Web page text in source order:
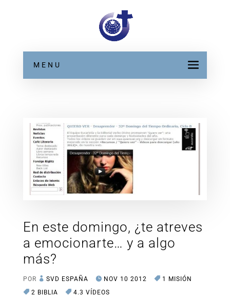
MENU
En este domingo, ¿te atreves
a emocionarte… y a algo
más?
POR SVD ESPAÑA NOV 10 2012
1 MISIÓN
2 BIBLIA
4.3 VÍDEOS